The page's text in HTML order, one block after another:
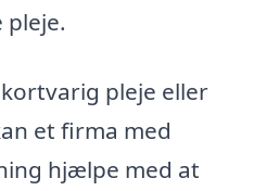
pleje.
pleje eller
et firma med
hjælpe med at